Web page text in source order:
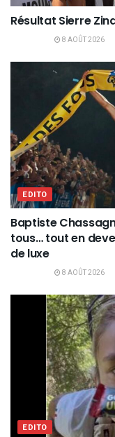
Résultat Sierre
8 AOÛT 2026
EDITO
Baptiste
tous… tout en
de luxe
8 AOÛT 2026
EDITO